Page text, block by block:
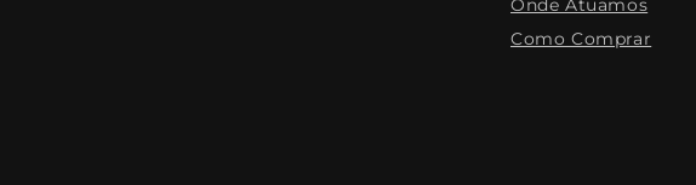
Onde Atuamos
Como Comprar